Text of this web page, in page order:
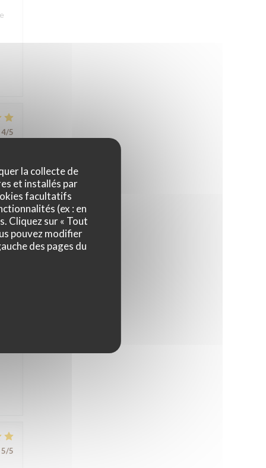
la collecte de
et installés par
facultatifs
(ex : en
Cliquez sur « Tout
pouvez modifier
des pages du
4/5
5/5
5/5